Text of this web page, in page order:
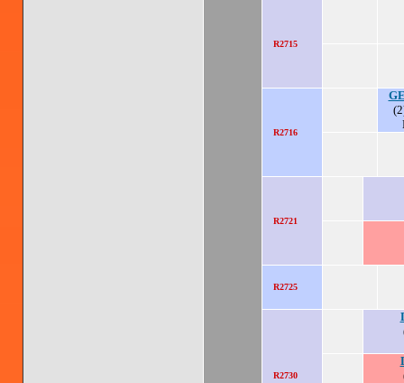
R2715
R2716
R2721
R2725
R2730